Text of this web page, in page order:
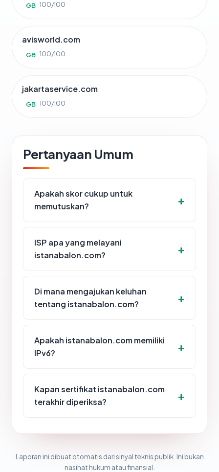
GB 100/100
avisworld.com
GB 100/100
jakartaservice.com
GB 100/100
Pertanyaan Umum
Apakah skor cukup untuk
memutuskan?
ISP apa yang melayani
istanabalon.com?
Di mana mengajukan keluhan
tentang istanabalon.com?
Apakah istanabalon.com memiliki
IPv6?
Kapan sertifikat istanabalon.com
terakhir diperiksa?
Laporan ini dibuat otomatis dari sinyal teknis publik. Ini bukan
nasihat hukum atau finansial.